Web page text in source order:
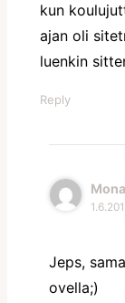
kun
ajan oli
luenkin
Reply
Mona
Jeps,
ovella;)